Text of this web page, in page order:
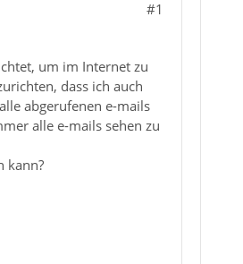
#1
um im Internet zu
dass ich auch
abgerufenen e-mails
alle e-mails sehen zu
kann?